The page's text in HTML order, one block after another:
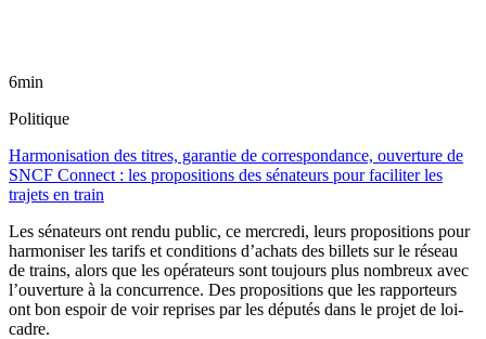
6min
Politique
Harmonisation des titres, garantie de correspondance, ouverture de
SNCF Connect : les propositions des sénateurs pour faciliter les
trajets en train
Les sénateurs ont rendu public, ce mercredi, leurs propositions pour
harmoniser les tarifs et conditions d’achats des billets sur le réseau
de trains, alors que les opérateurs sont toujours plus nombreux avec
l’ouverture à la concurrence. Des propositions que les rapporteurs
ont bon espoir de voir reprises par les députés dans le projet de loi-
cadre.